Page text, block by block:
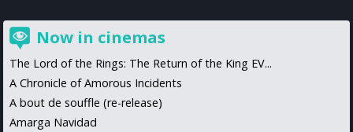
Now in cinemas
The Lord of the Rings: The Return of the King EV...
A Chronicle of Amorous Incidents
A bout de souffle (re-release)
Amarga Navidad